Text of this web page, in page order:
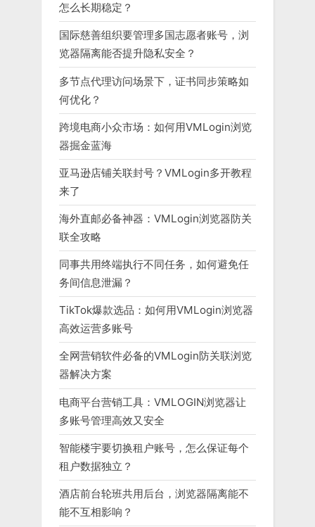
怎么长期稳定？
国际慈善组织要管理多国志愿者账号，浏
览器隔离能否提升隐私安全？
多节点代理访问场景下，证书同步策略如
何优化？
跨境电商小众市场：如何用VMLogin浏览
器掘金蓝海
亚马逊店铺关联封号？VMLogin多开教程
来了
海外直邮必备神器：VMLogin浏览器防关
联全攻略
同事共用终端执行不同任务，如何避免任
务间信息泄漏？
TikTok爆款选品：如何用VMLogin浏览器
高效运营多账号
全网营销软件必备的VMLogin防关联浏览
器解决方案
电商平台营销工具：VMLOGIN浏览器让
多账号管理高效又安全
智能楼宇要切换租户账号，怎么保证每个
租户数据独立？
酒店前台轮班共用后台，浏览器隔离能不
能不互相影响？